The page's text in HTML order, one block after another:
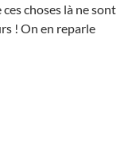
choses là ne sont
! On en reparle